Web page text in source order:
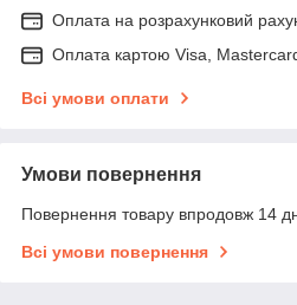
Оплата на розрахунковий
Оплата картою Visa,
Всі умови оплати
Умови повернення
Повернення товару впродовж 14
Всі умови повернення